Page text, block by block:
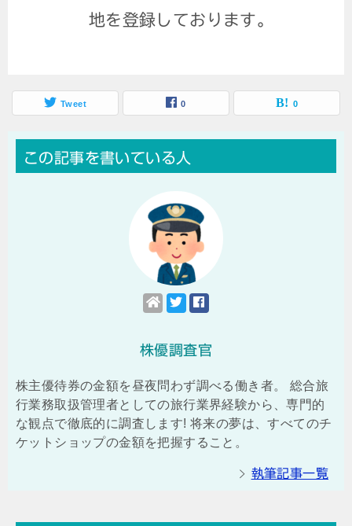
地を登録しております。
Tweet 0 0
この記事を書いている人
株優調査官
株主優待券の金額を昼夜問わず調べる働き者。 総合旅
行業務取扱管理者としての旅行業界経験から、専門的
な観点で徹底的に調査します! 将来の夢は、すべてのチ
ケットショップの金額を把握すること。
執筆記事一覧